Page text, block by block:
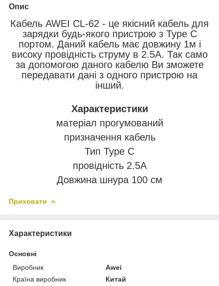
Опис
Кабель AWEI CL-62 - це якісний кабель для
зарядки будь-якого пристрою з Type C
портом. Даний кабель має довжину 1м і
високу провідність струму в 2.5А. Так само
за допомогою даного кабелю Ви зможете
передавати дані з одного пристрою на
інший.
Характеристики
матеріал прогумований
призначення кабель
Тип Type C
провідність 2.5А
Довжина шнура 100 см
Приховати
Характеристики
Основні
Виробник
Awei
Країна виробник
Китай